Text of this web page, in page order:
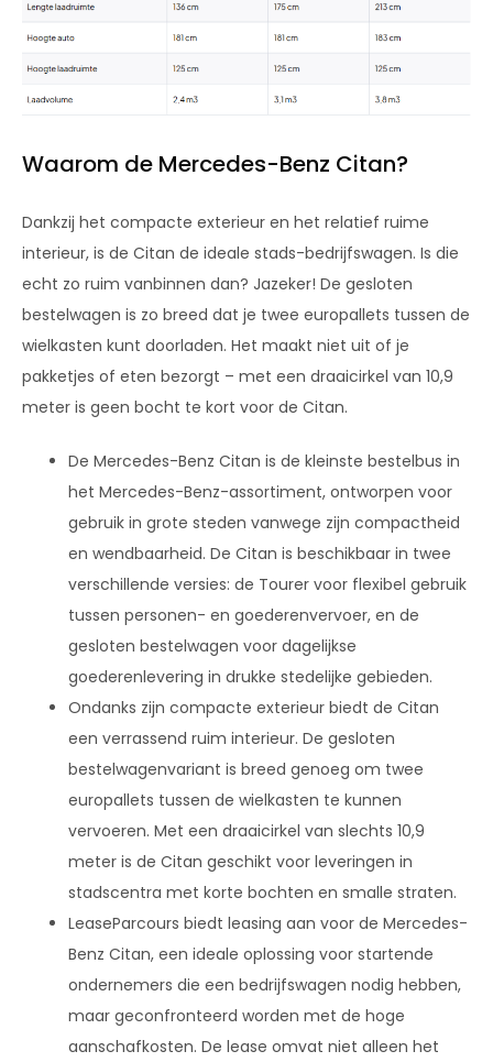
Waarom de Mercedes-Benz Citan?
Dankzij het compacte exterieur en het relatief ruime
interieur, is de Citan de ideale stads-bedrijfswagen. Is die
echt zo ruim vanbinnen dan? Jazeker! De gesloten
bestelwagen is zo breed dat je twee europallets tussen de
wielkasten kunt doorladen. Het maakt niet uit of je
pakketjes of eten bezorgt – met een draaicirkel van 10,9
meter is geen bocht te kort voor de Citan.
De Mercedes-Benz Citan is de kleinste bestelbus in
het Mercedes-Benz-assortiment, ontworpen voor
gebruik in grote steden vanwege zijn compactheid
en wendbaarheid. De Citan is beschikbaar in twee
verschillende versies: de Tourer voor flexibel gebruik
tussen personen- en goederenvervoer, en de
gesloten bestelwagen voor dagelijkse
goederenlevering in drukke stedelijke gebieden.
Ondanks zijn compacte exterieur biedt de Citan
een verrassend ruim interieur. De gesloten
bestelwagenvariant is breed genoeg om twee
europallets tussen de wielkasten te kunnen
vervoeren. Met een draaicirkel van slechts 10,9
meter is de Citan geschikt voor leveringen in
stadscentra met korte bochten en smalle straten.
LeaseParcours biedt leasing aan voor de Mercedes-
Benz Citan, een ideale oplossing voor startende
ondernemers die een bedrijfswagen nodig hebben,
maar geconfronteerd worden met de hoge
aanschafkosten. De lease omvat niet alleen het